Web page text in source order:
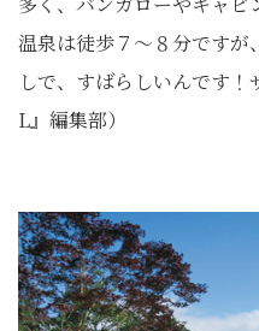
温泉は徒歩７～８分です
しで、すばらしいんです
L』編集部）